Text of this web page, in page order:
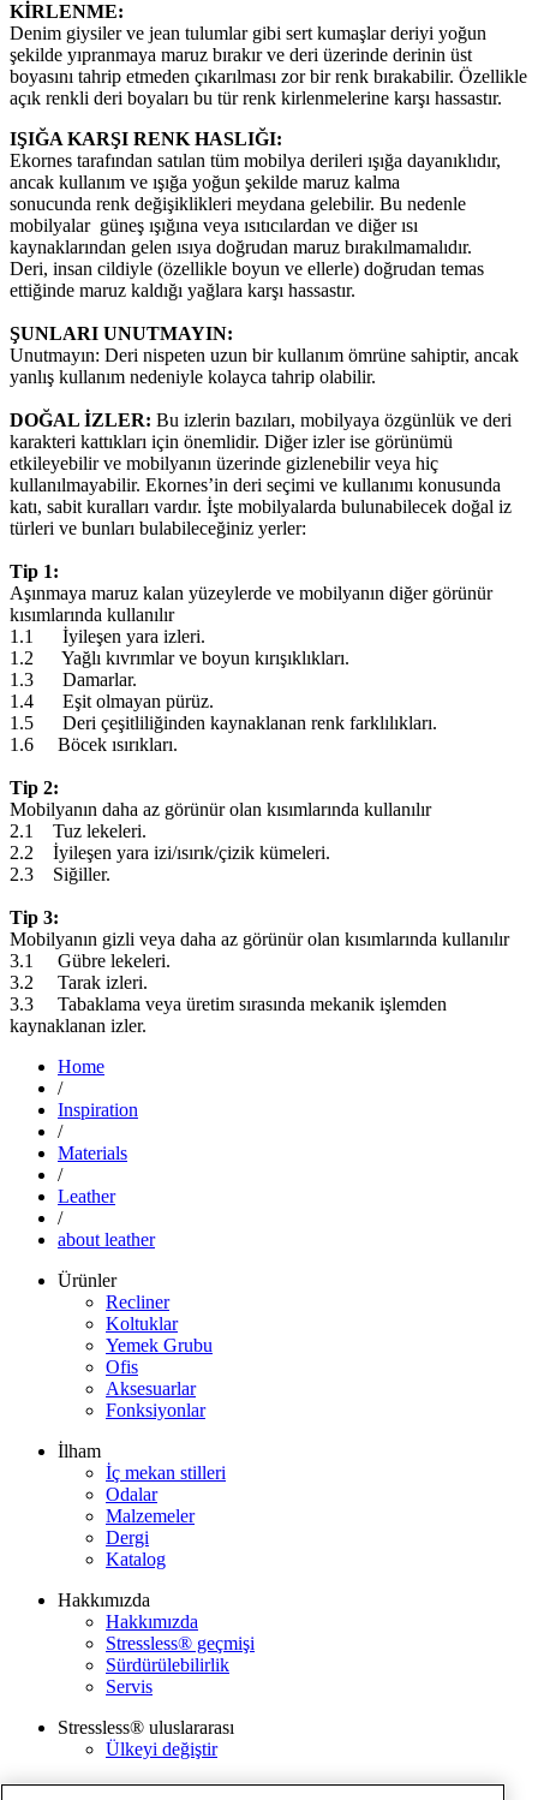
KİRLENME:
Denim giysiler ve jean tulumlar gibi sert kumaşlar deriyi yoğun
şekilde yıpranmaya maruz bırakır ve deri üzerinde derinin üst
boyasını tahrip etmeden çıkarılması zor bir renk bırakabilir. Özellikle
açık renkli deri boyaları bu tür renk kirlenmelerine karşı hassastır.
IŞIĞA KARŞI RENK HASLIĞI:
Ekornes tarafından satılan tüm mobilya derileri ışığa dayanıklıdır,
ancak kullanım ve ışığa yoğun şekilde maruz kalma
sonucunda renk değişiklikleri meydana gelebilir. Bu nedenle
mobilyalar güneş ışığına veya ısıtıcılardan ve diğer ısı
kaynaklarından gelen ısıya doğrudan maruz bırakılmamalıdır.
Deri, insan cildiyle (özellikle boyun ve ellerle) doğrudan temas
ettiğinde maruz kaldığı yağlara karşı hassastır.
ŞUNLARI UNUTMAYIN:
Unutmayın: Deri nispeten uzun bir kullanım ömrüne sahiptir, ancak
yanlış kullanım nedeniyle kolayca tahrip olabilir.
DOĞAL İZLER: Bu izlerin bazıları, mobilyaya özgünlük ve deri
karakteri kattıkları için önemlidir. Diğer izler ise görünümü
etkileyebilir ve mobilyanın üzerinde gizlenebilir veya hiç
kullanılmayabilir. Ekornes’in deri seçimi ve kullanımı konusunda
katı, sabit kuralları vardır. İşte mobilyalarda bulunabilecek doğal iz
türleri ve bunları bulabileceğiniz yerler:
Tip 1:
Aşınmaya maruz kalan yüzeylerde ve mobilyanın diğer görünür
kısımlarında kullanılır
1.1 İyileşen yara izleri.
1.2 Yağlı kıvrımlar ve boyun kırışıklıkları.
1.3 Damarlar.
1.4 Eşit olmayan pürüz.
1.5 Deri çeşitliliğinden kaynaklanan renk farklılıkları.
1.6 Böcek ısırıkları.
Tip 2:
Mobilyanın daha az görünür olan kısımlarında kullanılır
2.1 Tuz lekeleri.
2.2 İyileşen yara izi/ısırık/çizik kümeleri.
2.3 Siğiller.
Tip 3:
Mobilyanın gizli veya daha az görünür olan kısımlarında kullanılır
3.1 Gübre lekeleri.
3.2 Tarak izleri.
3.3 Tabaklama veya üretim sırasında mekanik işlemden
kaynaklanan izler.
Home
/
Inspiration
/
Materials
/
Leather
/
about leather
Ürünler
Recliner
Koltuklar
Yemek Grubu
Ofis
Aksesuarlar
Fonksiyonlar
İlham
İç mekan stilleri
Odalar
Malzemeler
Dergi
Katalog
Hakkımızda
Hakkımızda
Stressless® geçmişi
Sürdürülebilirlik
Servis
Stressless® uluslararası
Ülkeyi değiştir
Kurumsal